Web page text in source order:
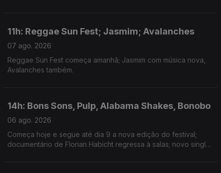
11h: Reggae Sun Fest; Jasmim; Avalanches
07 ago. 2026
Reggae Sun Fest começa amanhã; Jasmim com música nova,
Avalanches também.
14h: Bons Sons, Pulp, Alabama Shakes, Bonobo
06 ago. 2026
Começa hoje e segue até dia 9 a nova edição do festival;
documentário de Florian Habicht regressa à salas; novo single: